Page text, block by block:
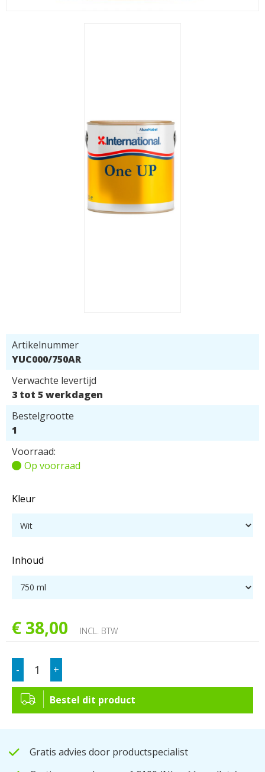
Artikelnummer
YUC000/750AR
Verwachte levertijd
3 tot 5 werkdagen
Bestelgrootte
1
Voorraad:
Op voorraad
Kleur
Inhoud
€ 38,00 INCL. BTW
- +
Bestel dit product
Gratis advies door productspecialist